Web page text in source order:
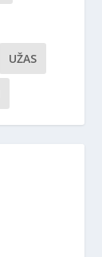
UŽAS